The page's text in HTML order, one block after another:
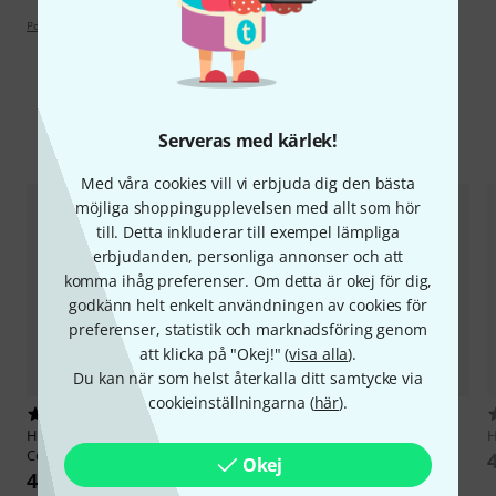
Serveras med kärlek!
Med våra cookies vill vi erbjuda dig den bästa
möjliga shoppingupplevelsen med allt som hör
till. Detta inkluderar till exempel lämpliga
erbjudanden, personliga annonser och att
komma ihåg preferenser. Om detta är okej för dig,
godkänn helt enkelt användningen av cookies för
preferenser, statistik och marknadsföring genom
att klicka på "Okej!" (visa alla).
Du kan när som helst återkalla ditt samtycke via
cookieinställningarna (här).
Okej
Poängpolicy
Jämför alternativ
HK Audio
Elements E115 Sub D
Cover
479 kr
492 kr